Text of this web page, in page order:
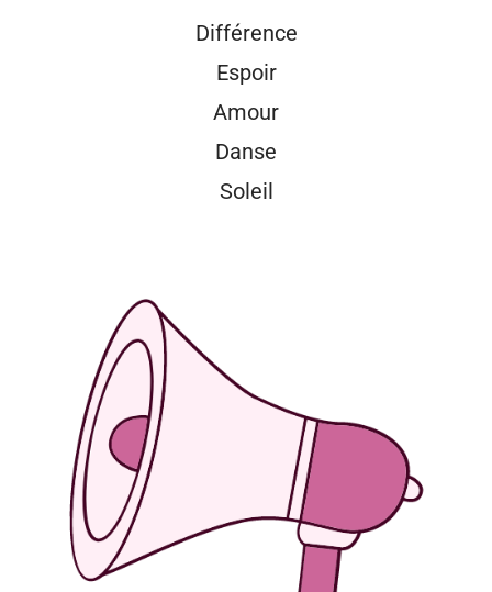
Différence
Espoir
Amour
Danse
Soleil